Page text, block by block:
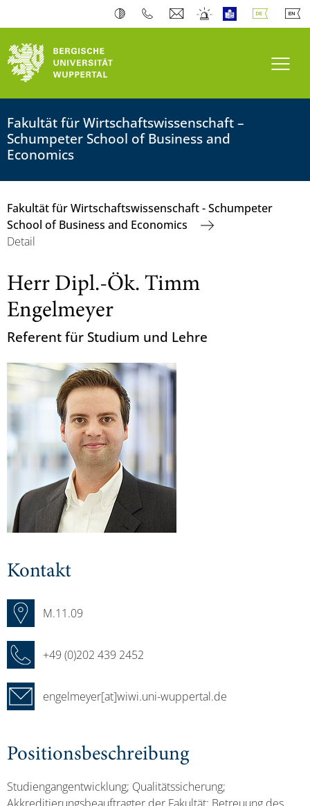
Fakultät für Wirtschaftswissenschaft –
Schumpeter School of Business and
Economics
Fakultät für Wirtschaftswissenschaft - Schumpeter
School of Business and Economics
Detail
Herr Dipl.-Ök. Timm
Engelmeyer
Referent für Studium und Lehre
Kontakt
M.11.09
+49 (0)202 439 2452
engelmeyer[at]wiwi.uni-wuppertal.de
Positionsbeschreibung
Studiengangentwicklung; Qualitätssicherung;